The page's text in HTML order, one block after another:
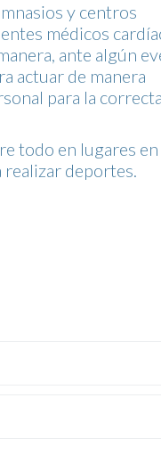
y centros
médicos
ante algún
actuar de manera
para la correcta
todo en lugares
realizar deportes.